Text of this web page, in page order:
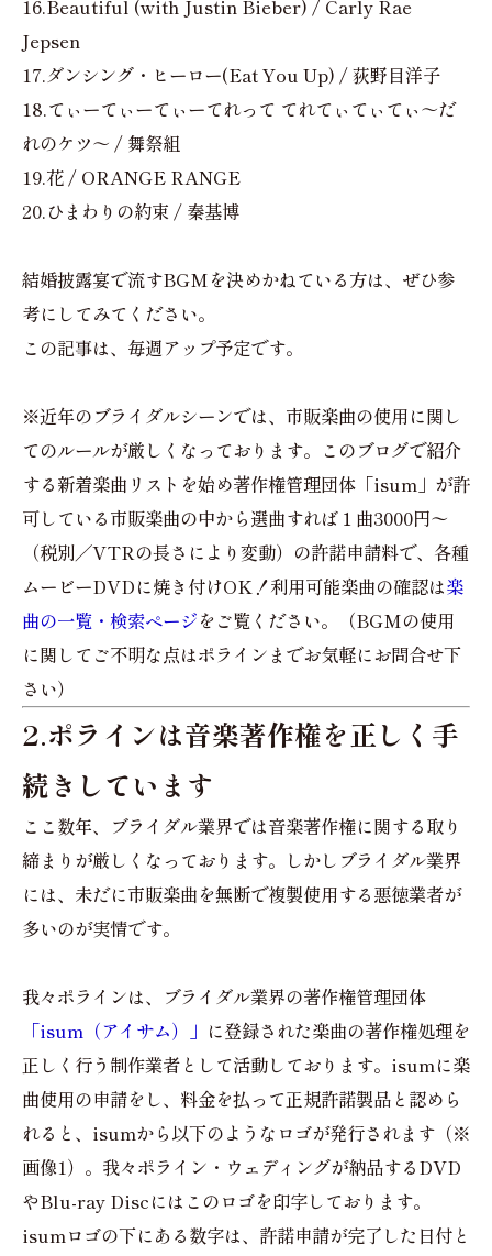
16.Beautiful (with Justin Bieber) / Carly Rae
Jepsen
17.ダンシング・ヒーロー(Eat You Up) / 荻野目洋子
18.てぃーてぃーてぃーてれって てれてぃてぃてぃ～だ
れのケツ～ / 舞祭組
19.花 / ORANGE RANGE
20.ひまわりの約束 / 秦基博
結婚披露宴で流すBGMを決めかねている方は、ぜひ参
考にしてみてください。
この記事は、毎週アップ予定です。
※近年のブライダルシーンでは、市販楽曲の使用に関し
てのルールが厳しくなっております。このブログで紹介
する新着楽曲リストを始め著作権管理団体「isum」が許
可している市販楽曲の中から選曲すれば１曲3000円〜
（税別／VTRの長さにより変動）の許諾申請料で、各種
ムービーDVDに焼き付けOK！利用可能楽曲の確認は楽
曲の一覧・検索ページをご覧ください。（BGMの使用
に関してご不明な点はポラインまでお気軽にお問合せ下
さい）
2.ポラインは音楽著作権を正しく手
続きしています
ここ数年、ブライダル業界では音楽著作権に関する取り
締まりが厳しくなっております。しかしブライダル業界
には、未だに市販楽曲を無断で複製使用する悪徳業者が
多いのが実情です。
我々ポラインは、ブライダル業界の著作権管理団体
「isum（アイサム）」 に登録された楽曲の著作権処理を
正しく行う制作業者として活動しております。isumに楽
曲使用の申請をし、料金を払って正規許諾製品と認めら
れると、isumから以下のようなロゴが発行されます（※
画像1）。我々ポライン・ウェディングが納品するDVD
やBlu-ray Discにはこのロゴを印字しております。
isumロゴの下にある数字は、許諾申請が完了した日付と